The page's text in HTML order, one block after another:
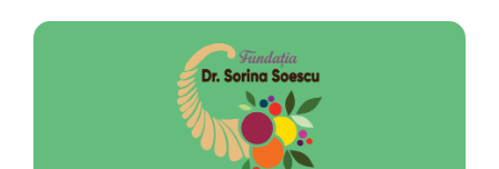
Tratamente naturale
Iubim fructele